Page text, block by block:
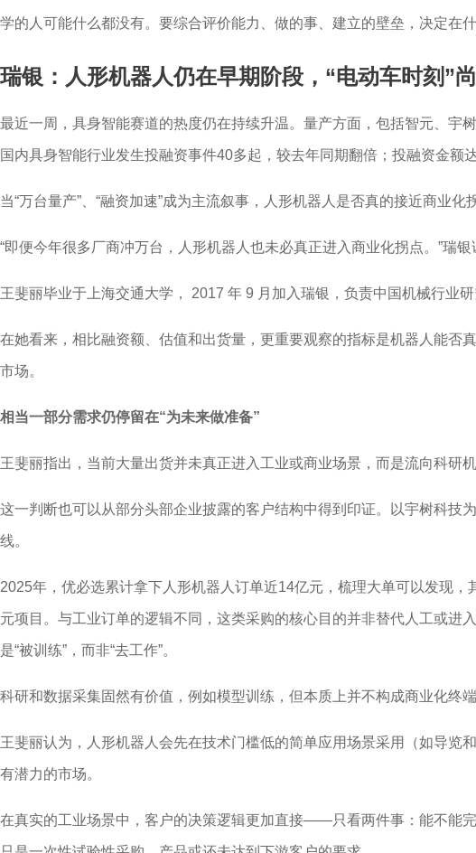
学的人可能什么都没有。要综合评价能力、做的事、建立的壁垒，决定在
瑞银：人形机器人仍在早期阶段，“电动车时刻”
最近一周，具身智能赛道的热度仍在持续升温。量产方面，包括智元、宇
国内具身智能行业发生投融资事件40多起，较去年同期翻倍；投融资金额
当“万台量产”、“融资加速”成为主流叙事，人形机器人是否真的接近商业化
“即便今年很多厂商冲万台，人形机器人也未必真正进入商业化拐点。”瑞
王斐丽毕业于上海交通大学， 2017 年 9 月加入瑞银，负责中国机械行业
在她看来，相比融资额、估值和出货量，更重要观察的指标是机器人能否
市场。
相当一部分需求仍停留在“为未来做准备”
王斐丽指出，当前大量出货并未真正进入工业或商业场景，而是流向科研
这一判断也可以从部分头部企业披露的客户结构中得到印证。以宇树科技
线。
2025年，优必选累计拿下人形机器人订单近14亿元，梳理大单可以发现
元项目。与工业订单的逻辑不同，这类采购的核心目的并非替代人工或
是“被训练”，而非“去工作”。
科研和数据采集固然有价值，例如模型训练，但本质上并不构成商业化终
王斐丽认为，人形机器人会先在技术门槛低的简单应用场景采用（如导
有潜力的市场。
在真实的工业场景中，客户的决策逻辑更加直接——只看两件事：能不能